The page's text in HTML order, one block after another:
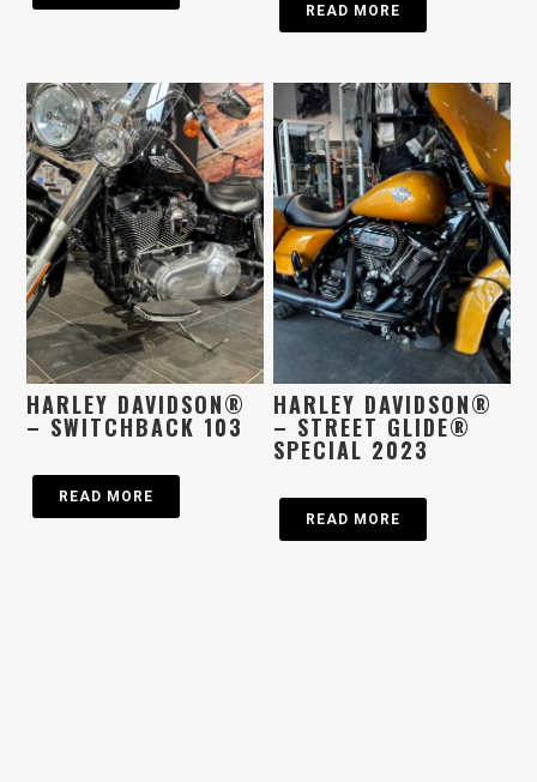
READ MORE
HARLEY DAVIDSON®
– SWITCHBACK 103
READ MORE
HARLEY DAVIDSON®
– STREET GLIDE®
SPECIAL 2023
READ MORE